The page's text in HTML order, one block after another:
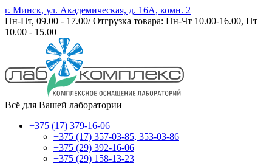
г. Минск, ул. Академическая, д. 16А, комн. 2
Пн-Пт, 09.00 - 17.00/ Отгрузка товара: Пн-Чт 10.00-16.00, Пт
10.00 - 15.00
Всё для Вашей лаборатории
+375 (17) 379-16-06
+375 (17) 357-03-85, 353-03-86
+375 (29) 392-16-06
+375 (29) 158-13-23